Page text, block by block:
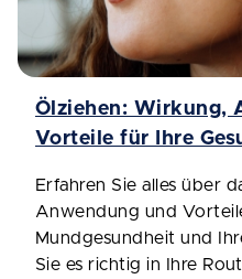
Ölziehen: Wirkung,
Vorteile für Ihre
Erfahren Sie alles über
Anwendung und
Mundgesundheit und
Sie es richtig in Ihre